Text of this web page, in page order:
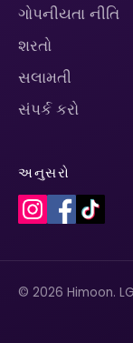
ગોપનીયતા નીતિ
શરતો
સલામતી
સંપર્ક કરો
અનુસરો
© 2026 Himoon.